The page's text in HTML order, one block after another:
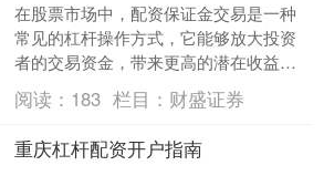
在股票市场中，配资保证金交易是一种
常见的杠杆操作方式，它能够放大投资
者的交易资金，带来更高的潜在收益，
但同时也伴随着显著的风险。本文将深
入解析股票配资保证金的核....
阅读： 183 栏目： 财盛证券
重庆杠杆配资开户指南